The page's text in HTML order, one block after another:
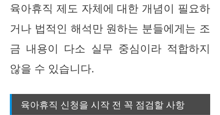
육아휴직 제도 자체에 대한 개념이 필요하
거나 법적인 해석만 원하는 분들에게는 조
금 내용이 다소 실무 중심이라 적합하지
않을 수 있습니다.
육아휴직 신청을 시작 전 꼭 점검할 사항